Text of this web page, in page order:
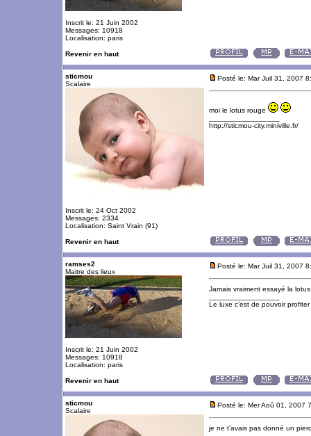
Inscrit le: 21 Juin 2002
Messages: 10918
Localisation: paris
Revenir en haut
sticmou
Scalaire
Inscrit le: 24 Oct 2002
Messages: 2334
Localisation: Saint Vrain (91)
Posté le: Mar Juil 31, 2007
moi le lotus rouge
http://sticmou-city.miniville.fr/
Revenir en haut
ramses2
Maitre des lieux
Inscrit le: 21 Juin 2002
Messages: 10918
Localisation: paris
Posté le: Mar Juil 31, 2007
Jamais vraiment essayé la
Le luxe c'est de pouvoir
Revenir en haut
sticmou
Scalaire
Posté le: Mer Aoû 01, 2007
je ne t'avais pas donné un